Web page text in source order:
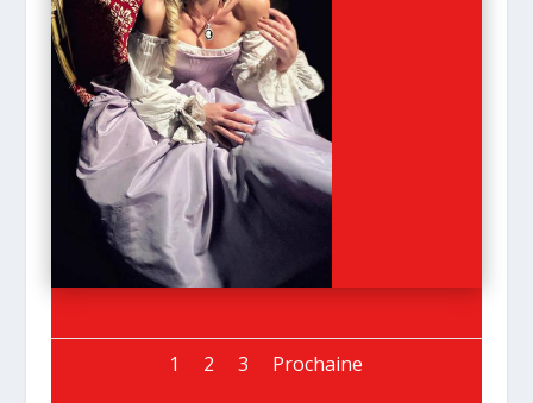
1 2 3 Prochaine